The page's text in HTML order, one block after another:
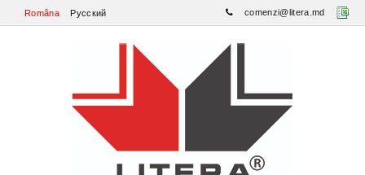
Româna Русский comenzi@litera.md